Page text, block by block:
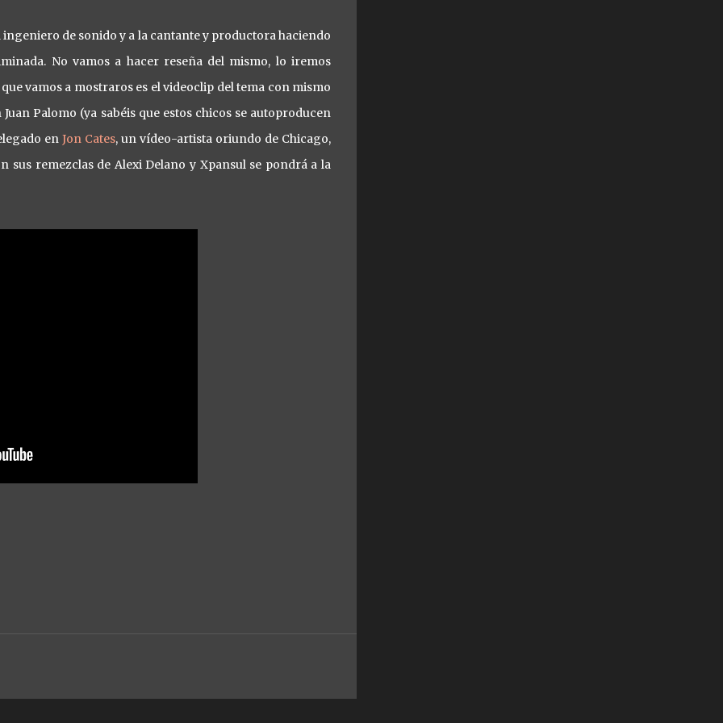
de sonido y a la cantante y productora haciendo
No vamos a hacer reseña del mismo, lo iremos
vamos a mostraros es el videoclip del tema con mismo
Palomo (ya sabéis que estos chicos se autoproducen
en Jon Cates, un vídeo-artista oriundo de Chicago,
sus remezclas de Alexi Delano y Xpansul se pondrá a la